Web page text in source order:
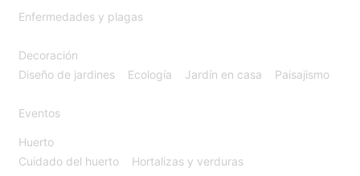
Enfermedades y plagas
Decoración
Diseño de jardines
Ecología Jardín en casa Paisajismo
Eventos
Huerto
Cuidado del huerto
Hortalizas y verduras